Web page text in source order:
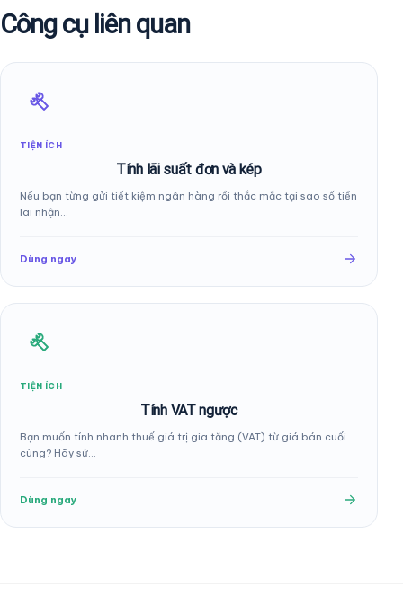
Công cụ liên quan
TIỆN ÍCH
Tính lãi suất đơn và kép
Nếu bạn từng gửi tiết kiệm ngân hàng rồi thắc mắc tại sao số tiền
lãi nhận…
Dùng ngay
TIỆN ÍCH
Tính VAT ngược
Bạn muốn tính nhanh thuế giá trị gia tăng (VAT) từ giá bán cuối
cùng? Hãy sử…
Dùng ngay